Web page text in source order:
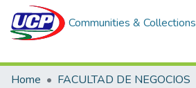
Communities & Collections
Home
FACULTAD DE NEGOCIOS